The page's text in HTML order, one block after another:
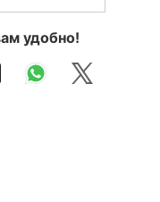
удобно!